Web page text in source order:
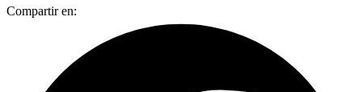
Compartir en: